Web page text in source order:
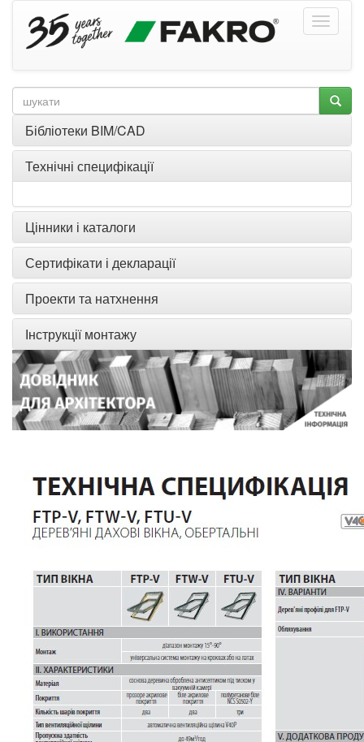
Бібліотеки BIM/CAD
Технічні специфікації
Цінники і каталоги
Сертифікати і декларації
Проекти та натхнення
Інструкції монтажу